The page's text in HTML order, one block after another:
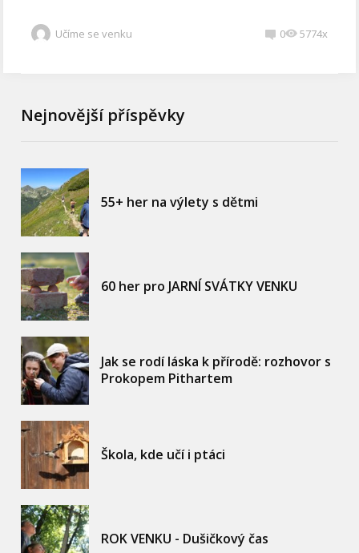
Učíme se venku 0 5774x
Nejnovější příspěvky
55+ her na výlety s dětmi
60 her pro JARNÍ SVÁTKY VENKU
Jak se rodí láska k přírodě: rozhovor s
Prokopem Pithartem
Škola, kde učí i ptáci
ROK VENKU - Dušičkový čas